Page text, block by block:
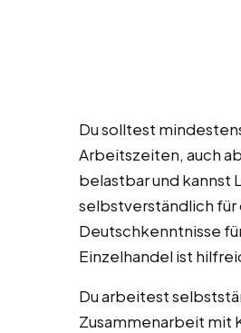
Du solltest
Arbeitszeiten, auch
belastbar und kannst
selbstverständlich
Deutschkenntnisse
Einzelhandel ist
Du arbeitest
Zusammenarbeit mit